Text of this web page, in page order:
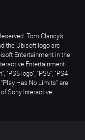
Tom Clancy’s,
the Ubisoft logo are
Entertainment in the
Entertainment
"PS5 logo", "PS5", "PS4
"Play Has No Limits" are
Sony Interactive